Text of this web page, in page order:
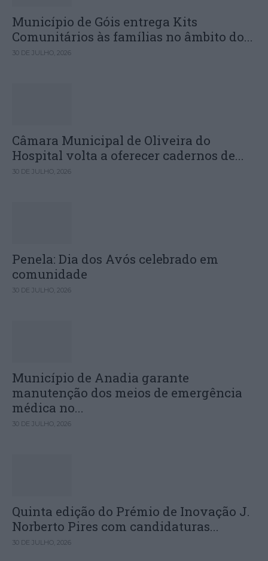
Município de Góis entrega Kits
Comunitários às famílias no âmbito do...
30 DE JULHO, 2026
Câmara Municipal de Oliveira do
Hospital volta a oferecer cadernos de...
30 DE JULHO, 2026
Penela: Dia dos Avós celebrado em
comunidade
30 DE JULHO, 2026
Município de Anadia garante
manutenção dos meios de emergência
médica no...
30 DE JULHO, 2026
Quinta edição do Prémio de Inovação J.
Norberto Pires com candidaturas...
30 DE JULHO, 2026